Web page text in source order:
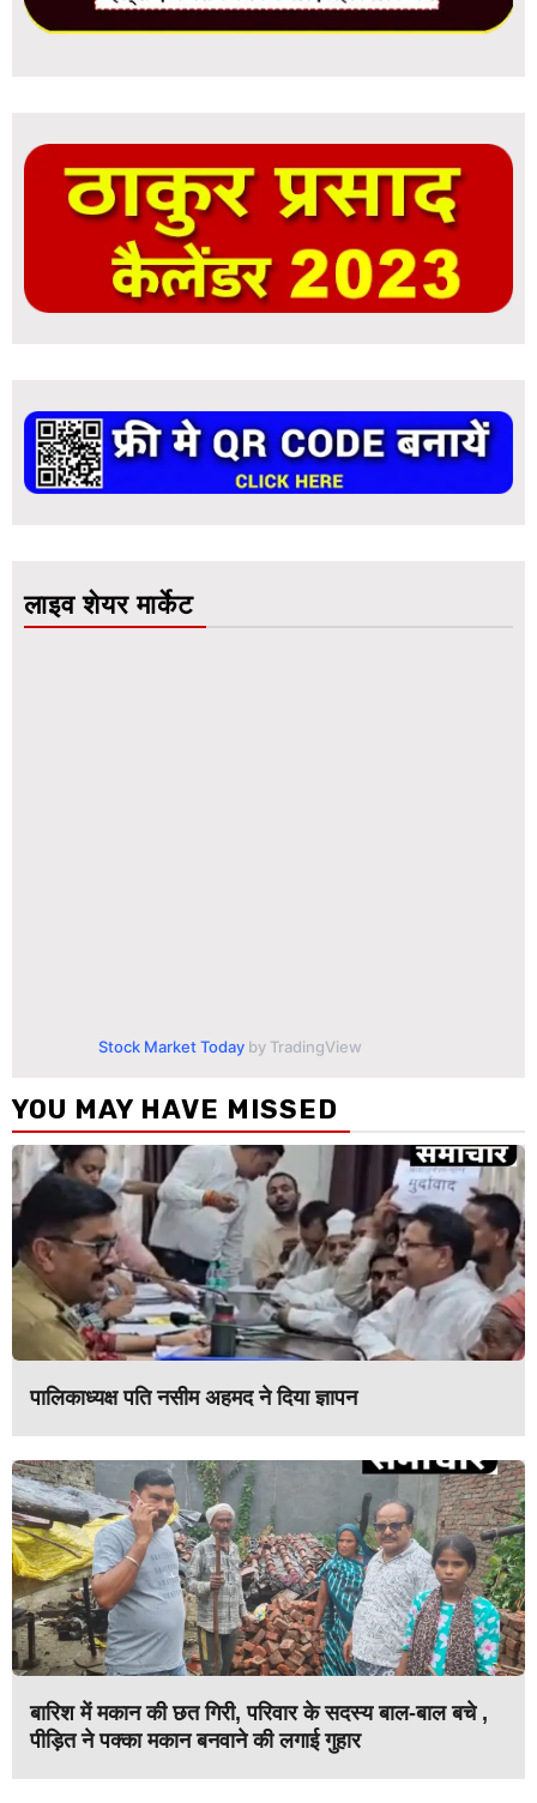
लाइव शेयर मार्केट
Stock Market Today by TradingView
YOU MAY HAVE MISSED
पालिकाध्यक्ष पति नसीम अहमद ने दिया ज्ञापन
बारिश में मकान की छत गिरी, परिवार के सदस्य बाल-बाल बचे ,
पीड़ित ने पक्का मकान बनवाने की लगाई गुहार